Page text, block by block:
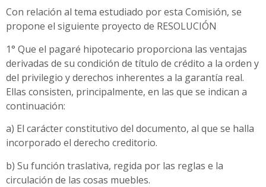
Con relación al tema estudiado por esta Comisión, se
propone el siguiente proyecto de RESOLUCIÓN
1° Que el pagaré hipotecario proporciona las ventajas
derivadas de su condición de título de crédito a la orden y
del privilegio y derechos inherentes a la garantía real.
Ellas consisten, principalmente, en las que se indican a
continuación:
a) El carácter constitutivo del documento, al que se halla
incorporado el derecho creditorio.
b) Su función traslativa, regida por las reglas e la
circulación de las cosas muebles.